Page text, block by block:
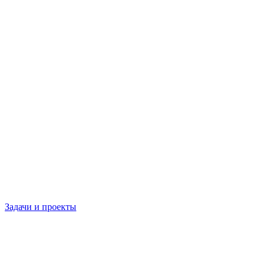
Задачи и проекты